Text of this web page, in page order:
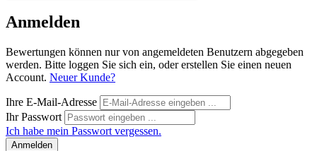
Anmelden
Bewertungen können nur von angemeldeten Benutzern abgegeben
werden. Bitte loggen Sie sich ein, oder erstellen Sie einen neuen
Account. Neuer Kunde?
Ihre E-Mail-Adresse
Ihr Passwort
Ich habe mein Passwort vergessen.
Anmelden